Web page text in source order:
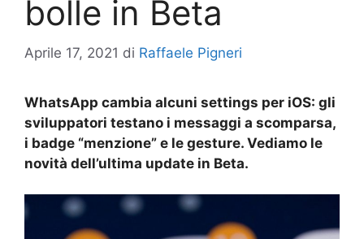
bolle in Beta
Aprile 17, 2021 di Raffaele Pigneri
WhatsApp cambia alcuni settings per iOS: gli
sviluppatori testano i messaggi a scomparsa,
i badge “menzione” e le gesture. Vediamo le
novità dell’ultima update in Beta.